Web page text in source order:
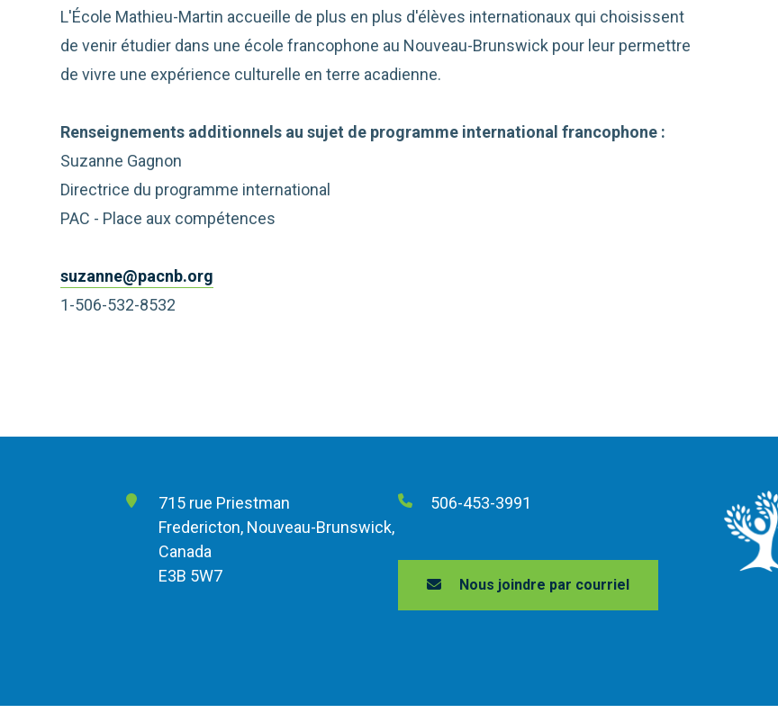
L'École Mathieu-Martin accueille de plus en plus d'élèves internationaux qui choisissent
de venir étudier dans une école francophone au Nouveau-Brunswick pour leur permettre
de vivre une expérience culturelle en terre acadienne.
Renseignements additionnels au sujet de programme international francophone :
Suzanne Gagnon
Directrice du programme international
PAC - Place aux compétences
suzanne@pacnb.org
1-506-532-8532
715 rue Priestman
Fredericton, Nouveau-Brunswick,
Canada
E3B 5W7
506-453-3991
Nous joindre par courriel